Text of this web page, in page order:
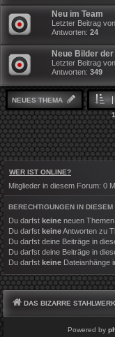
Neu im Team
Letzter Beitrag von
Antworten: 24
Neue Bilder
Letzter Beitrag von
Antworten: 349
NEUES THEMA
WER IST ONLINE?
Mitglieder in diesem Forum: 0
BERECHTIGUNGEN IN DIESEM
Du darfst keine neuen
Du darfst keineAntworten zu
Du darfst deine Beiträge in
Du darfst deine Beiträge in
Du darfst keine Dateianhänge
DAS BIZARRE STAHLWERK
Powered by